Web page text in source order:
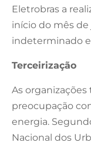
Eletrobras a
início do mês
indeterminado
Terceirização
As
preocupação
energia.
Nacional dos